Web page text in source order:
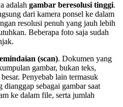
adalah gambar beresolusi tinggi.
dari kamera ponsel ke dalam
resolusi penuh yang jauh lebih
Beberapa foto saja sudah
(scan). Dokumen yang
gambar, bukan teks,
Penyebab lain termasuk
dianggap sebagai gambar saat
ke dalam file, serta jumlah